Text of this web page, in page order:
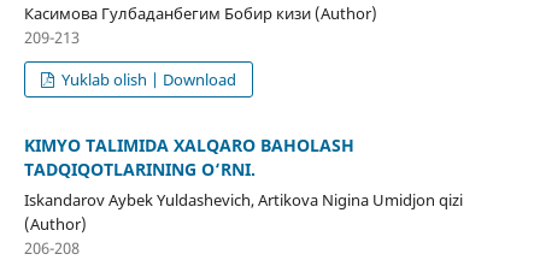
Касимова Гулбаданбегим Бобир кизи (Author)
209-213
Yuklab olish | Download
KIMYO TALIMIDA XALQARO BAHOLASH
TADQIQOTLARINING O‘RNI.
Iskandarov Aybek Yuldashevich, Artikova Nigina Umidjon qizi
(Author)
206-208